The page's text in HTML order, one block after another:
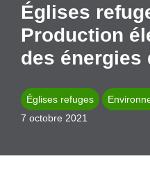
Églises
Production
des énergies
Églises refuges
7 octobre 2021